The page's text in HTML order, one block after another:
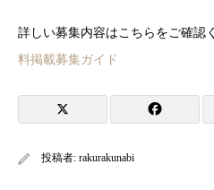
詳しい募集内容はこちらをご確認
料掲載募集ガイド
投稿者: rakurakunabi